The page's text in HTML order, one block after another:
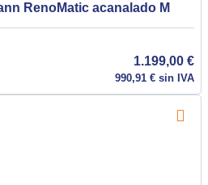
RenoMatic acanalado M
1.199,00 €
990,91 € sin IVA